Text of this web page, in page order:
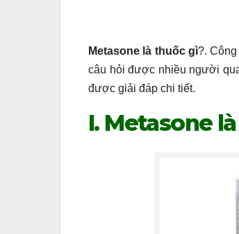
Metasone là thuốc gì?.
câu hỏi được nhiều người
được giải đáp chi tiết.
I. Metasone